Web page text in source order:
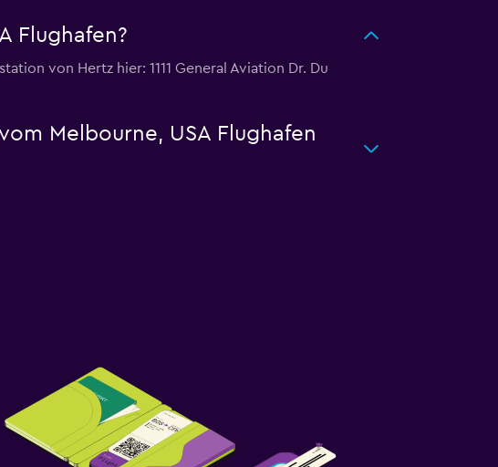
Flughafen?
von Hertz hier: 1111 General Aviation Dr. Du
Melbourne, USA Flughafen